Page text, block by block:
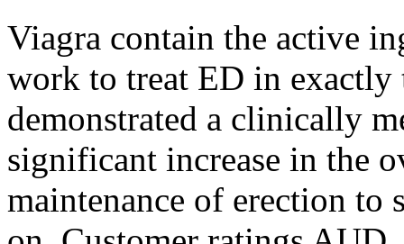
Viagra contain the active
work to treat ED in exactly
demonstrated a clinically
significant increase in the
maintenance of erection to